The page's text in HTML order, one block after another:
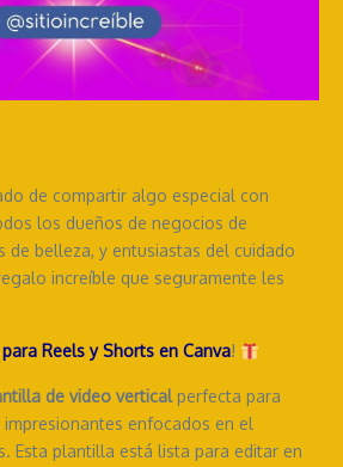
de compartir algo especial con
los dueños de negocios de
de belleza, y entusiastas del cuidado
increíble que seguramente les
para Reels y Shorts en Canva!
de video verticalperfecta para
enfocados en el
Esta plantilla está lista para editar en